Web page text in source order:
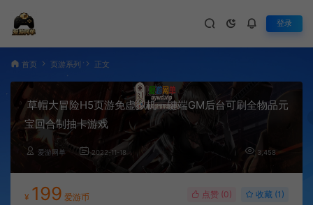
登录
首页 页游系列 正文
草帽大冒险H5页游免虚拟机一键端GM后台可刷全物品元
宝回合制抽卡游戏
爱游网单 2022-11-18 3,458
¥ 199 爱游币 点赞 (0) 收藏 (1)